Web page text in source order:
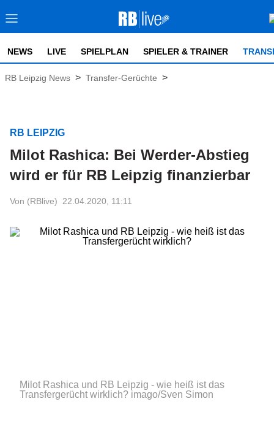
NEWS LIVE SPIELPLAN SPIELER & TRAINER
RB Leipzig News > Transfer-Gerüchte >
RB LEIPZIG
Milot Rashica: Bei Werder-Abstieg
wird er für RB Leipzig finanzierbar
Von (RBlive) 22.04.2020, 11:11
Milot Rashica und RB Leipzig - wie heiß ist das
Transfergerücht wirklich? imago/Sven Simon